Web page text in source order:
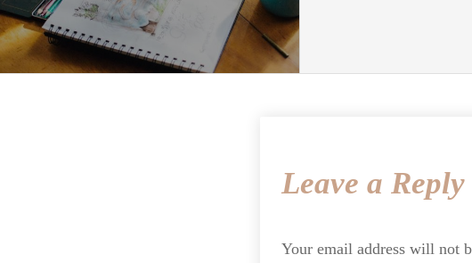
Leave a Reply
Your email address will not